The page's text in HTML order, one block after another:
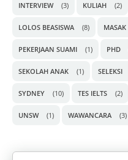
INTERVIEW (3) KULIAH (2)
LOLOS BEASISWA (8) MASAK
PEKERJAAN SUAMI (1) PHD
SEKOLAH ANAK (1) SELEKSI
SYDNEY (10) TES IELTS (2)
UNSW (1) WAWANCARA (3)